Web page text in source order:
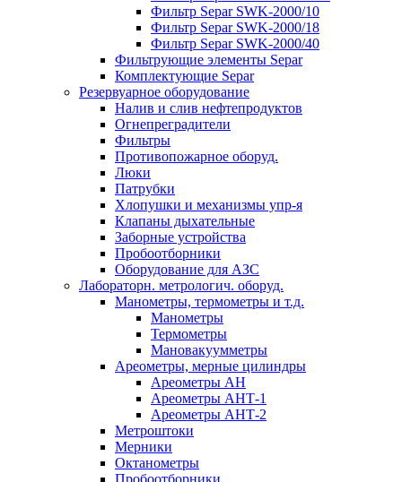
Фильтр Separ SWK-2000/10
Фильтр Separ SWK-2000/18
Фильтр Separ SWK-2000/40
Фильтрующие элементы Separ
Комплектующие Separ
Резервуарное оборудование
Налив и слив нефтепродуктов
Огнепреградители
Фильтры
Противопожарное оборуд.
Люки
Патрубки
Хлопушки и механизмы упр-я
Клапаны дыхательные
Заборные устройства
Пробоотборники
Оборудование для АЗС
Лабораторн. метрологич. оборуд.
Манометры, термометры и т.д.
Манометры
Термометры
Мановакуумметры
Ареометры, мерные цилиндры
Ареометры АН
Ареометры АНТ-1
Ареометры АНТ-2
Метроштоки
Мерники
Октанометры
Пробоотборники